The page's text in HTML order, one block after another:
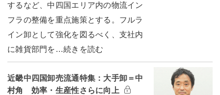
するなど、中四国エリア内の物流イン
フラの整備を重点施策とする。フルラ
イン卸として強化を図るべく、支社内
に雑貨部門を…続きを読む
近畿中四国卸売流通特集：大手卸＝中
村角 効率・生産性さらに向上